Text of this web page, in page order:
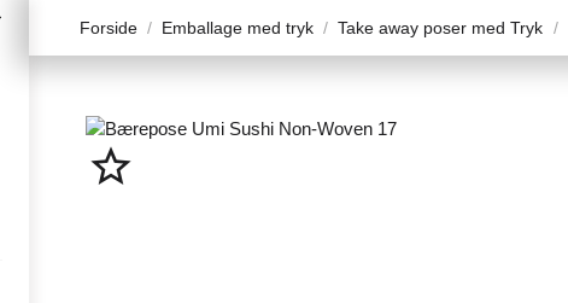
Forside Emballage med tryk Take away poser med Tryk
star_border